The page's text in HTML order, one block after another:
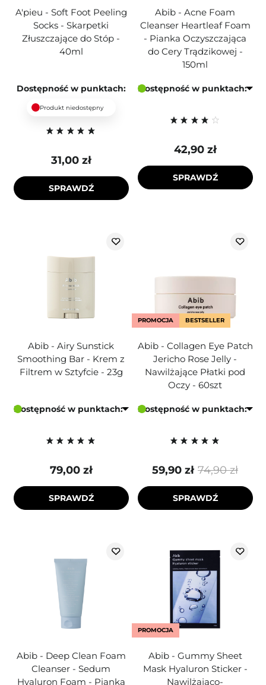
A'pieu - Soft Foot Peeling
Socks - Skarpetki
Złuszczające do Stóp -
40ml
Dostępność w punktach:
Produkt niedostępny
31,00 zł
SPRAWDŹ
Abib - Acne Foam
Cleanser Heartleaf Foam
- Pianka Oczyszczająca
do Cery Trądzikowej -
150ml
Dostępność w punktach:
42,90 zł
SPRAWDŹ
Abib - Airy Sunstick
Smoothing Bar - Krem z
Filtrem w Sztyfcie - 23g
Dostępność w punktach:
79,00 zł
SPRAWDŹ
PROMOCJA BESTSELLER
Abib - Collagen Eye Patch
Jericho Rose Jelly -
Nawilżające Płatki pod
Oczy - 60szt
Dostępność w punktach:
74,90 zł
59,90 zł
SPRAWDŹ
Abib - Deep Clean Foam
Cleanser - Sedum
Hyaluron Foam - Pianka
PROMOCJA
Abib - Gummy Sheet
Mask Hyaluron Sticker -
Nawilżająco-